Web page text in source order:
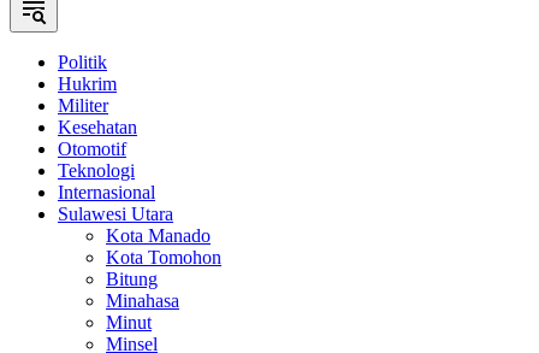
Politik
Hukrim
Militer
Kesehatan
Otomotif
Teknologi
Internasional
Sulawesi Utara
Kota Manado
Kota Tomohon
Bitung
Minahasa
Minut
Minsel